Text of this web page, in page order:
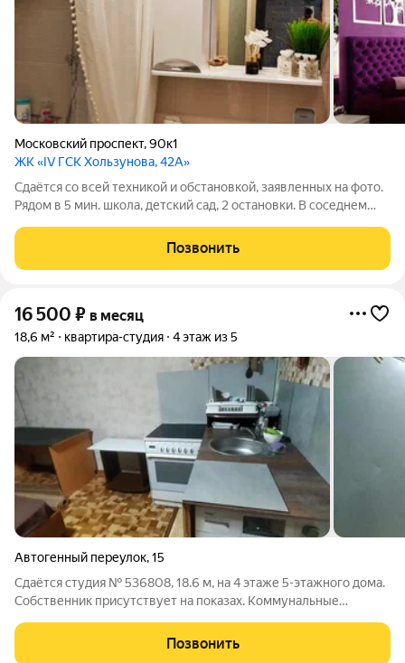
Московский проспект,90к1
ЖК «IV ГСК Хользунова, 42А»
Сдаётся со всей техникой и обстановкой, заявленных на фото.
Рядом в 5 мин. школа, детский сад, 2 остановки. В соседнем
Сова,стомотология. Вид из окна на бассейн ВГУ , сквер Ратный
и Пирамиду
Позвонить
16 500 ₽ в месяц
18,6 м² квартира-студия 4 этаж из 5
Автогенный переулок,15
Сдаётся студия № 536808, 18.6 м, на 4 этаже 5-этажного дома.
Собственник присутствует на показах. Коммунальные
отдельно. По условиям проживания: можно с детьми, можно с
питомцами. Срок минимальной
Позвонить